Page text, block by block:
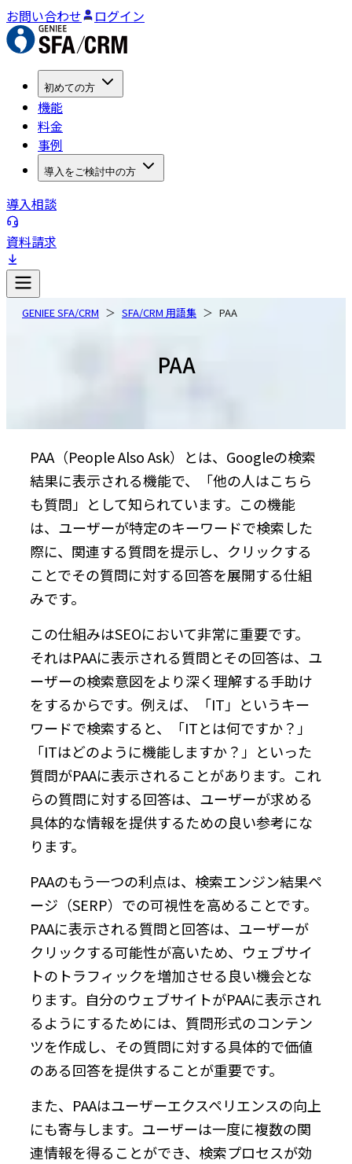
お問い合わせ ログイン
初めての方
機能
料金
事例
導入をご検討中の方
導入相談
資料請求
GENIEE SFA/CRM SFA/CRM 用語集 PAA
PAA
PAA（People Also Ask）とは、Googleの検索
結果に表示される機能で、「他の人はこちら
も質問」として知られています。この機能
は、ユーザーが特定のキーワードで検索した
際に、関連する質問を提示し、クリックする
ことでその質問に対する回答を展開する仕組
みです。
この仕組みはSEOにおいて非常に重要です。
それはPAAに表示される質問とその回答は、ユ
ーザーの検索意図をより深く理解する手助け
をするからです。例えば、「IT」というキー
ワードで検索すると、「ITとは何ですか？」
「ITはどのように機能しますか？」といった
質問がPAAに表示されることがあります。これ
らの質問に対する回答は、ユーザーが求める
具体的な情報を提供するための良い参考にな
ります。
PAAのもう一つの利点は、検索エンジン結果ペ
ージ（SERP）での可視性を高めることです。
PAAに表示される質問と回答は、ユーザーが
クリックする可能性が高いため、ウェブサイ
トのトラフィックを増加させる良い機会とな
ります。自分のウェブサイトがPAAに表示され
るようにするためには、質問形式のコンテン
ツを作成し、その質問に対する具体的で価値
のある回答を提供することが重要です。
また、PAAはユーザーエクスペリエンスの向上
にも寄与します。ユーザーは一度に複数の関
連情報を得ることができ、検索プロセスが効